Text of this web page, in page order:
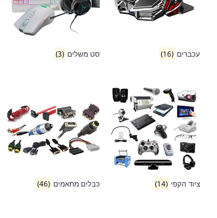
עכברים (16) סט משלים (3)
ציוד הקפי (14) כבלים מתאמים (46)